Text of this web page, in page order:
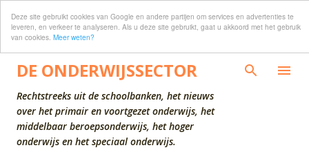
Deze site gebruikt cookies van Google en andere partijen om services en advertenties te
leveren, en verkeer te analyseren. Als u deze site gebruikt, gaat u akkoord met het gebruik
van cookies. Meer weten?
Doorgaan naar hoofdcontent
DE ONDERWIJSSECTOR
Rechtstreeks uit de schoolbanken, het nieuws
over het primair en voortgezet onderwijs, het
middelbaar beroepsonderwijs, het hoger
onderwijs en het speciaal onderwijs.